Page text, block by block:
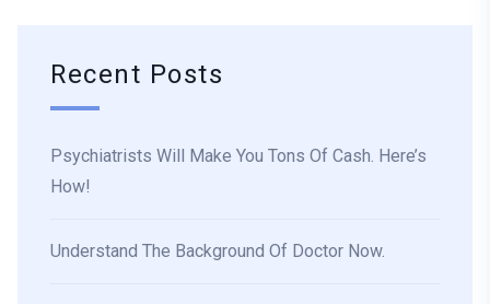
Recent Posts
Psychiatrists Will Make You Tons Of Cash. Here’s
How!
Understand The Background Of Doctor Now.